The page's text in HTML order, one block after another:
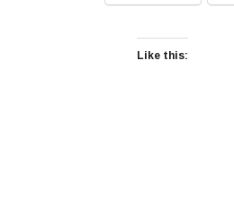
Like this: